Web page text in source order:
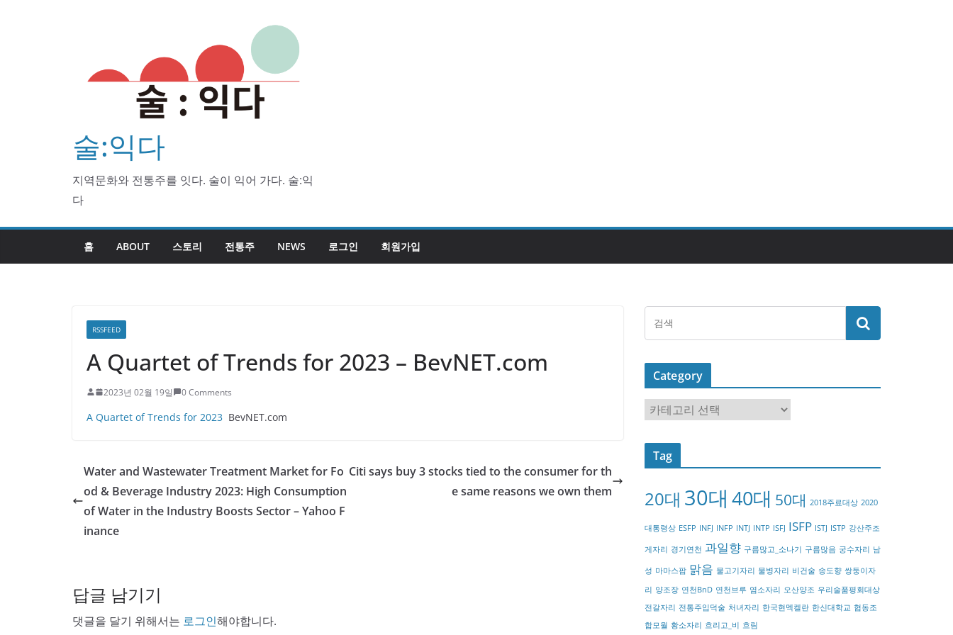
술:익다
지역문화와 전통주를 잇다. 술이 익어 가다. 술:익
다
홈 ABOUT 스토리 전통주 NEWS 로그인 회원가입
RSSFEED
A Quartet of Trends for 2023 – BevNET.com
2023년 02월 19일 0 Comments
A Quartet of Trends for 2023 BevNET.com
Water and Wastewater Treatment Market for Fo
od & Beverage Industry 2023: High Consumption
of Water in the Industry Boosts Sector – Yahoo F
inance
Citi says buy 3 stocks tied to the consumer for th
e same reasons we own them
답글 남기기
댓글을 달기 위해서는 로그인해야합니다.
Category
a
t
o
y
Tag
20대 30대 40대 50대 2018주료대상 2020
대통령상 ESFP INFJ INFP INTJ INTP ISFJ ISFP ISTJ ISTP 강산주조
게자리 경기연천 과일향 구름많고_소나기 구름많음 궁수자리 남
성 마마스팜 맑음 물고기자리 물병자리 비건술 송도향 쌍둥이자
리 양조장 연천BnD 연천브루 염소자리 오산양조 우리술품평회대상
전갈자리 전통주입덕술 처녀자리 한국현멕켈란 한신대학교 협동조
합모월 황소자리 흐리고_비 흐림